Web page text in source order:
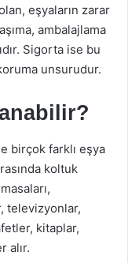
eşyaların zarar
ambalajlama
Sigorta ise bu
unsurudur.
birçok farklı eşya
koltuk
televizyonlar,
kitaplar,
alır.